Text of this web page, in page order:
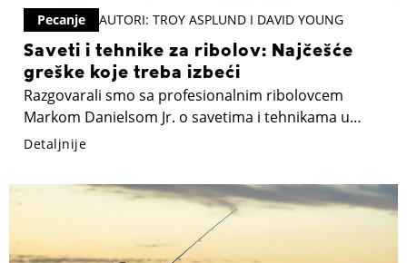
Pecanje AUTORI: TROY ASPLUND I DAVID YOUNG
Saveti i tehnike za ribolov: Najčešće
greške koje treba izbeći
Razgovarali smo sa profesionalnim ribolovcem
Markom Danielsom Jr. o savetima i tehnikama u
ribolovu. Otkrio nam je koje greške početnici
vam pomoći da postanete ne samo uspešniji, već i
iskusniji ribolovac. Evo sedam grešaka koje, prema
njegovom mišljenju, treba izbegavati.
Detaljnije